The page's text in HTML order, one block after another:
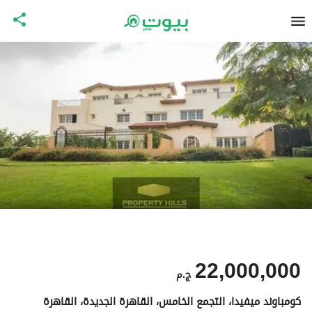
ج.م 22,000,000
كومباوند ميفيدا، التجمع الخامس، القاهرة الجديدة، القاهرة